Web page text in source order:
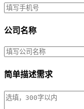
公司名称
简单描述需求